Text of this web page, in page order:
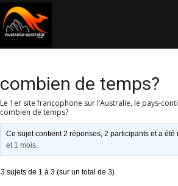
combien de temps?
Le 1er site francophone sur l’Australie, le pays-
combien de temps?
Ce sujet contient 2 réponses, 2 participants et a
et 1 mois.
3 sujets de 1 à 3 (sur un total de 3)